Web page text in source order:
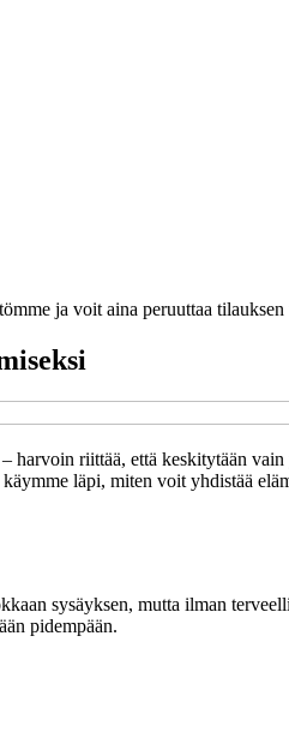
ja voit aina peruuttaa tilauksen
riittää, että keskitytään
läpi, miten voit yhdistää
sysäyksen, mutta ilman
pidempään.